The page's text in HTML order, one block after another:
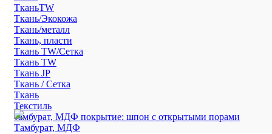
ТканьTW
Ткань/Экокожа
Ткань/металл
Ткань, пласти
Ткань TW/Сетка
Ткань TW
Ткань JP
Ткань / Сетка
Ткань
Текстиль
тамбурат, МДФ покрытие: шпон с открытыми порами
Тамбурат, МДФ